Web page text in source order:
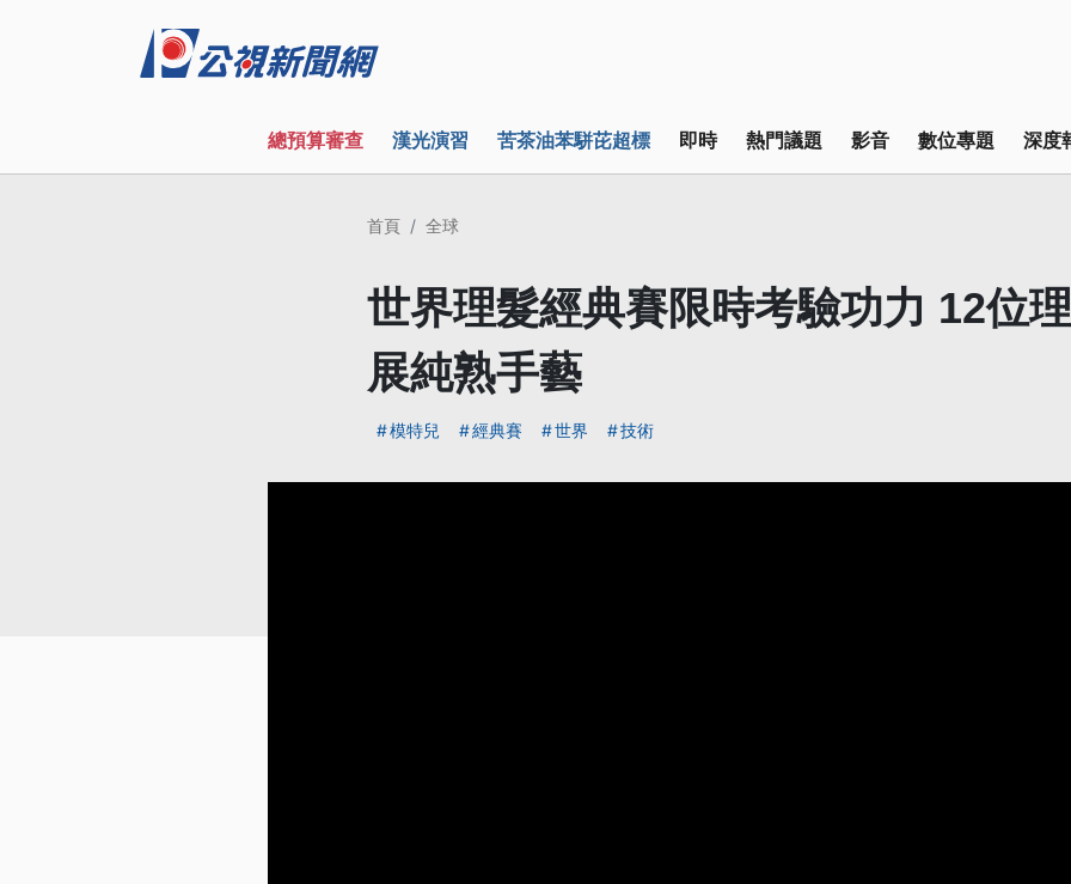
總預算審查 漢光演習 苦茶油苯駢芘超標 即時 熱門議題 影音 數位專題 深度
首頁 全球
世界理髮經典賽限時考驗功力 12位
展純熟手藝
模特兒 經典賽 世界 技術